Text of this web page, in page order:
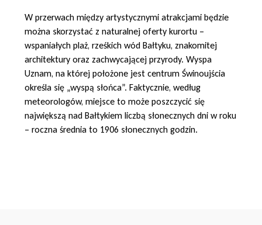
W przerwach między artystycznymi atrakcjami będzie
można skorzystać z naturalnej oferty kurortu –
wspaniałych plaż, rześkich wód Bałtyku, znakomitej
architektury oraz zachwycającej przyrody. Wyspa
Uznam, na której położone jest centrum Świnoujścia
określa się „wyspą słońca”. Faktycznie, według
meteorologów, miejsce to może poszczycić się
największą nad Bałtykiem liczbą słonecznych dni w roku
– roczna średnia to 1906 słonecznych godzin.